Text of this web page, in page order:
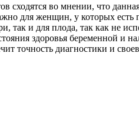
во мнении, что
для женщин, у которых есть
так и для плода, так как не
здоровья беременной и
точность диагностики и